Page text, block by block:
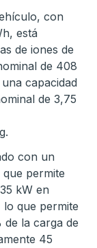
con
está
de iones de
de 408
capacidad
de 3,75
con un
permite
kW en
que permite
la carga de
45